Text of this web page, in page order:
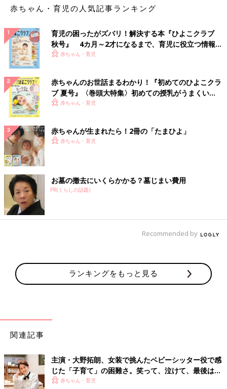
赤ちゃん・育児の人気記事ランキング
育児の困ったがズバリ！解決する本『ひよこクラブ
秋号』 4カ月～2才になるまで、育児に役立つ情報が
いっぱい！
赤ちゃん・育児
赤ちゃんのお世話まるわかり！『初めてのひよこクラ
ブ 夏号』〈巻頭大特集〉初めての授乳がうまくい
く！ おっぱい・ミルクの基本と夏のトラブル 解決テ
赤ちゃん・育児
赤ちゃんが生まれたら！2冊の「たまひよ」
赤ちゃん・育児
お墓の撤去にいくらかかる？墓じまい費用
PR(くらしの話題)
Recommended by
ランキングをもっと見る
関連記事
主演・大野拓朗、女装で挑んたベビーシッター役で感
じた「子育て」の困難さ。笑って、泣けて、最後は元
気が出る！ 話題のドラマ「ベビーシッター・ギ
赤ちゃん・育児